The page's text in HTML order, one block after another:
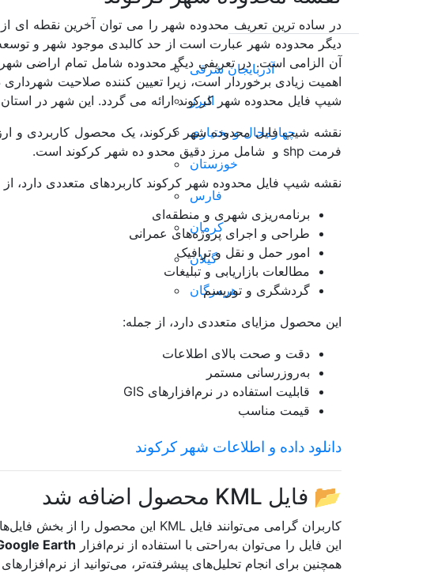
شیپ فایل (لایه GIS)
پرسشنامه
نقشه
طرح و برنامه
گزارش
دسته بندی مکانی
ایران
آذربایجان شرقی
آذربایجان غربی
اردبیل
اصفهان
البرز
ایلام
تهران
چهارمحال و بختیاری
خراسان جنوبی
پرفروش ترین ها خانه فهرست موضوعی
تاریخ
جی ای اس و سنجش از دور
روش تحقیق
پرسشنامه
آذربایجان شرقی
البرز
چهارمحال و بختیاری
خوزستان
فارس
کرمان
گیلان
هرمزگان
در ساده ترین تعریف محدوده شهر را می توان آخرین نقطه ای
دیگر محدوده شهر عبارت است از حد کالبدی موجود شهر و
آن الزامی است. در تعریفی دیگر محدوده شامل تمام
اهمیت زیادی برخوردار است، زیرا تعیین کننده صلاحیت
شیپ فایل محدوده شهر كركوند ارائه می گردد. این شهر در استان
نقشه شیپ فایل محدوده شهر كركوند، یک محصول کاربردی و
فرمت shp و شامل مرز دقیق محدو ده شهر كركوند است.
نقشه شیپ فایل محدوده شهر كركوند کاربردهای متعددی دارد، از
برنامه‌ریزی شهری و منطقه‌ای
طراحی و اجرای پروژه‌های عمرانی
امور حمل و نقل و ترافیک
مطالعات بازاریابی و تبلیغات
گردشگری و توریسم
این محصول مزایای متعددی دارد، از جمله:
دقت و صحت بالای اطلاعات
به‌روزرسانی مستمر
قابلیت استفاده در نرم‌افزارهای GIS
قیمت مناسب
دانلود داده و اطلاعات شهر كركوند
📂 فایل KML محصول اضافه شد
کاربران گرامی می‌توانند فایل KML این محصول را از بخش فایل‌های قابل دانلود دریافت کنند.
این فایل را می‌توان به‌راحتی با استفاده از نرم‌افزار Earth
همچنین برای انجام تحلیل‌های پیشرفته‌تر، می‌توانید از